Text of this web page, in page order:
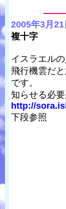
2005年3月21
複十字
イスラエル
飛行機雲だ
です。
知らせる必
http://
下段参照